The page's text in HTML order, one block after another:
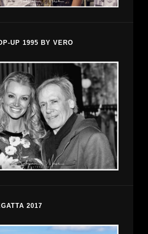
UP 1995 BY VERO
2017